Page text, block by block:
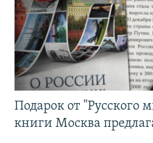
Подарок от "Русского
книги Москва